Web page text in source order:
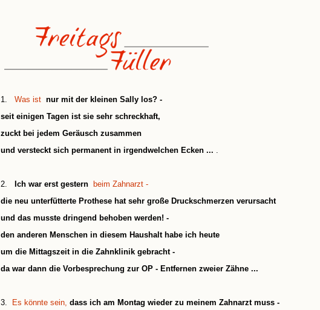
1. Was ist nur mit der kleinen Sally los? -
seit einigen Tagen ist sie sehr schreckhaft,
zuckt bei jedem Geräusch zusammen
und versteckt sich permanent in irgendwelchen Ecken ... .
2. Ich war erst gestern
beim Zahnarzt -
die neu unterfütterte Prothese hat sehr große Druckschmerzen verursacht
und das musste dringend behoben werden! -
den anderen Menschen in diesem Haushalt habe ich heute
um die Mittagszeit in die Zahnklinik gebracht -
da war dann die Vorbesprechung zur OP - Entfernen zweier Zähne ...
3. Es könnte sein, dass ich am Montag wieder zu meinem Zahnarzt muss -